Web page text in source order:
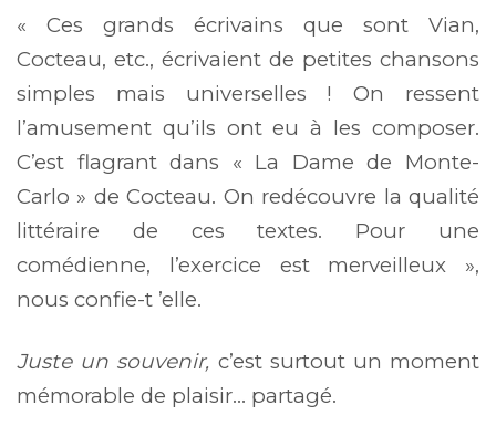
« Ces grands écrivains que sont Vian,
Cocteau, etc., écrivaient de petites chansons
simples mais universelles ! On ressent
l’amusement qu’ils ont eu à les composer.
C’est flagrant dans « La Dame de Monte-
Carlo » de Cocteau. On redécouvre la qualité
littéraire de ces textes. Pour une
comédienne, l’exercice est merveilleux »,
nous confie-t ’elle.
Juste un souvenir, c’est surtout un moment
mémorable de plaisir… partagé.